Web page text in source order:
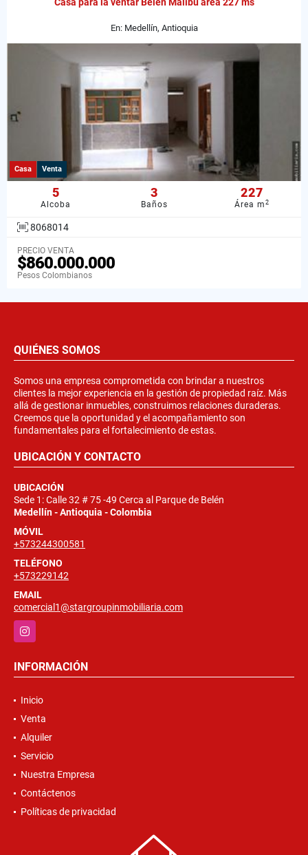
En: Medellín, Antioquia
Casa Venta
5
Alcoba
3
Baños
227
Área m2
8068014
PRECIO VENTA
$860.000.000
Pesos Colombianos
QUIÉNES SOMOS
Somos una empresa comprometida con brindar a nuestros
clientes la mejor experiencia en la gestión de propiedad raíz. Más
allá de gestionar inmuebles, construimos relaciones duraderas.
Creemos que la oportunidad y el acompañamiento son
fundamentales para el fortalecimiento de estas.
UBICACIÓN Y CONTACTO
UBICACIÓN
Sede 1: Calle 32 # 75 -49 Cerca al Parque de Belén
Medellín - Antioquia - Colombia
MÓVIL
+573244300581
TELÉFONO
+573229142
EMAIL
comercial1@stargroupinmobiliaria.com
Instagram
INFORMACIÓN
Inicio
Venta
Alquiler
Servicio
Nuestra Empresa
Contáctenos
Políticas de privacidad